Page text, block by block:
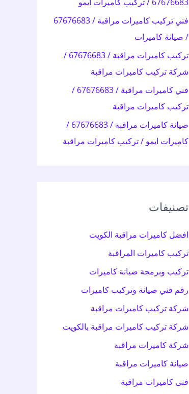
:67676683 / تركيب كاميرات ايمو
فني تركيب كاميرات مراقبة / 67676683
/ صيانة كاميرات
تركيب كاميرات مراقبة / 67676683 /
شركة تركيب كاميرات مراقبة
فني كاميرات مراقبة / 67676683 /
تركيب كاميرات مراقبة
صيانة كاميرات مراقبة / 67676683 /
كاميرات ايمو / تركيب كاميرات مراقبة
تصنيفات
افضل كاميرات مراقبة الكويت
تركيب كاميرات المراقبة
تركيب وبرمجة صيانة كاميرات
رقم فني صيانة وتركيب كاميرات
شركة تركيب كاميرات مراقبة
شركة تركيب كاميرات مراقبة بالكويت
شركة كاميرات مراقبة
صيانة كاميرات مراقبة
فنى كاميرات مراقبة